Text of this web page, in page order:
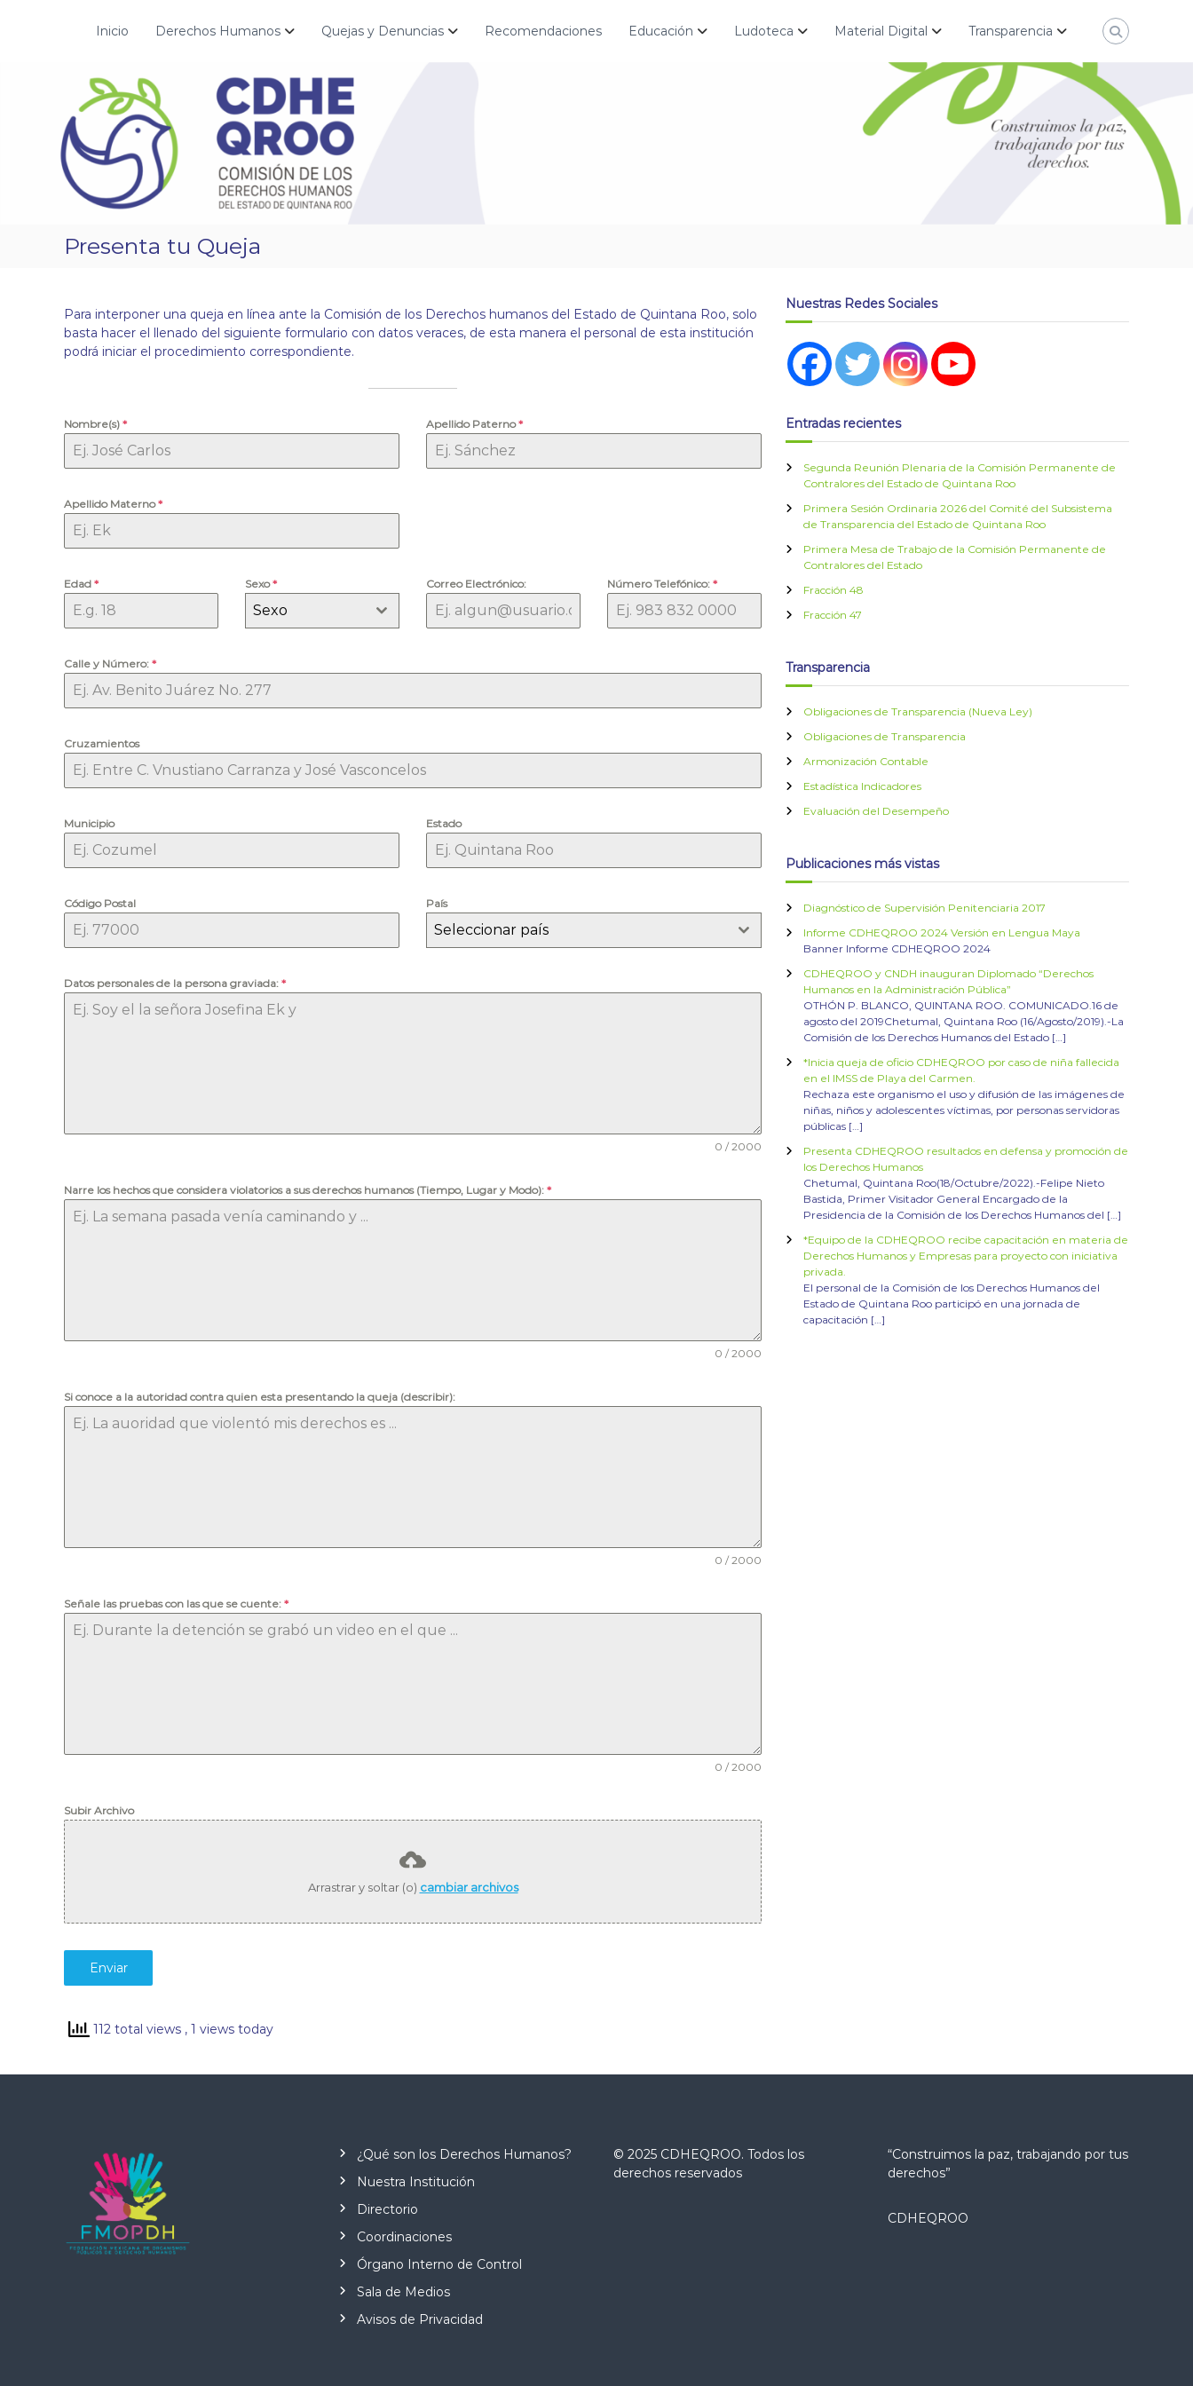
H
E
Q
R
O
O
s
t
r
i
s
a
z
,
b
a
j
n
d
o
o
r
t
d
e
r
c
h
o
!
Inicio Derechos Humanos Quejas y Denuncias Recomendaciones Educación Ludoteca Material Digital Transparencia
Presenta tu Queja
Para interponer una queja en línea ante la Comisión de los Derechos humanos del Estado de Quintana Roo, solo
basta hacer el llenado del siguiente formulario con datos veraces, de esta manera el personal de esta institución
podrá iniciar el procedimiento correspondiente.
Nombre(s) * Apellido Paterno*
Apellido Materno*
Edad * Sexo*
Sexo
Correo Electrónico: Número Telefónico: *
Calle y Número: *
Cruzamientos
Municipio Estado
Código Postal País
Seleccionar país
Datos personales de la persona graviada: *
0 / 2000
Narre los hechos que considera violatorios a sus derechos humanos (Tiempo, Lugar y Modo): *
0 / 2000
Si conoce a la autoridad contra quien esta presentando la queja (describir):
0 / 2000
Señale las pruebas con las que se cuente: *
0 / 2000
Subir Archivo
Arrastrar y soltar (o) cambiar archivos
Enviar
112 total views , 1 views today
Nuestras Redes Sociales
Entradas recientes
Segunda Reunión Plenaria de la Comisión Permanente de
Contralores del Estado de Quintana Roo
Primera Sesión Ordinaria 2026 del Comité del Subsistema
de Transparencia del Estado de Quintana Roo
Primera Mesa de Trabajo de la Comisión Permanente de
Contralores del Estado
Fracción 48
Fracción 47
Transparencia
Obligaciones de Transparencia (Nueva Ley)
Obligaciones de Transparencia
Armonización Contable
Estadística Indicadores
Evaluación del Desempeño
Publicaciones más vistas
Diagnóstico de Supervisión Penitenciaria 2017
Informe CDHEQROO 2024 Versión en Lengua Maya
Banner Informe CDHEQROO 2024
CDHEQROO y CNDH inauguran Diplomado “Derechos
Humanos en la Administración Pública”
OTHÓN P. BLANCO, QUINTANA ROO. COMUNICADO.16 de
agosto del 2019Chetumal, Quintana Roo (16/Agosto/2019).-La
Comisión de los Derechos Humanos del Estado […]
*Inicia queja de oficio CDHEQROO por caso de niña fallecida
en el IMSS de Playa del Carmen.
Rechaza este organismo el uso y difusión de las imágenes de
niñas, niños y adolescentes víctimas, por personas servidoras
públicas […]
Presenta CDHEQROO resultados en defensa y promoción de
los Derechos Humanos
Chetumal, Quintana Roo(18/Octubre/2022).-Felipe Nieto
Bastida, Primer Visitador General Encargado de la
Presidencia de la Comisión de los Derechos Humanos del […]
*Equipo de la CDHEQROO recibe capacitación en materia de
Derechos Humanos y Empresas para proyecto con iniciativa
privada.
El personal de la Comisión de los Derechos Humanos del
Estado de Quintana Roo participó en una jornada de
capacitación […]
¿Qué son los Derechos Humanos?
Nuestra Institución
Directorio
Coordinaciones
Órgano Interno de Control
Sala de Medios
Avisos de Privacidad
© 2025 CDHEQROO. Todos los
derechos reservados
“Construimos la paz, trabajando por tus
derechos”
CDHEQROO